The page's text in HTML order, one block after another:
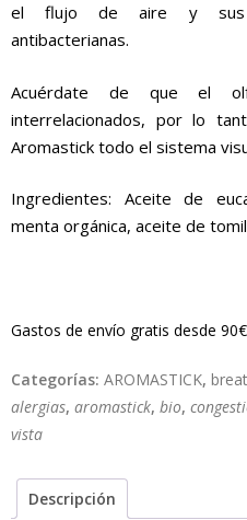
el flujo de aire y sus
antibacterianas.
Acuérdate de que el
interrelacionados, por lo
Aromastick todo el sistema
Ingredientes: Aceite de
menta orgánica, aceite de
Gastos de envío gratis desde
Categorías: AROMASTICK,
alergias, aromastick, bio,
vista
Descripción